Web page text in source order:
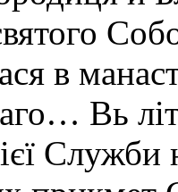
в
Вь
Служби